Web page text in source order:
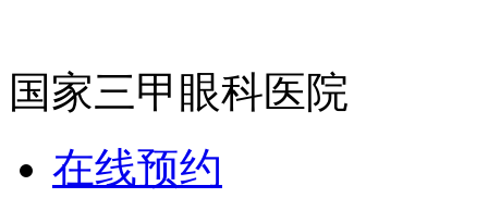
国家三甲眼科医院
在线预约